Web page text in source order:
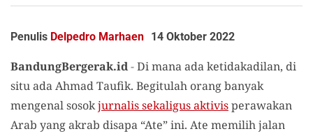
Penulis Delpedro Marhaen 14 Oktober 2022
BandungBergerak.id-Di mana ada ketidakadilan, di
situ ada Ahmad Taufik. Begitulah orang banyak
mengenal sosokjurnalis sekaligus aktivisperawakan
Arab yang akrab disapa “Ate” ini. Ate memilih jalan